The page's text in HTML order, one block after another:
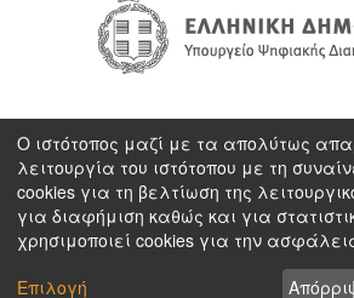
Ο ιστότοπος μαζί με τα απολύτως
λειτουργία του ιστότοπου με τη
cookies για τη βελτίωση της
για διαφήμιση καθώς και για
χρησιμοποιεί cookies για την
Επιλογή